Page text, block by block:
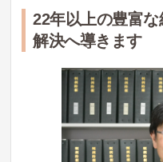
22年以上の豊富
解決へ導きます